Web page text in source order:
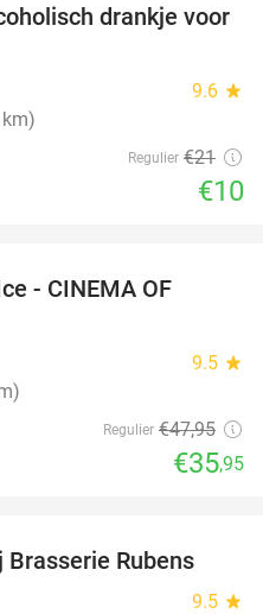
52%
drankje voor
9.6 star
Regulier €21
€10
- CINEMA OF
9.5 star
Regulier €47,95
€35,95
42%
Rubens
9.5 star